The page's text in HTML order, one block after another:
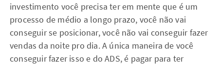
investimento você precisa ter em mente que é um
processo de médio a longo prazo, você não vai
conseguir se posicionar, você não vai conseguir fazer
vendas da noite pro dia. A única maneira de você
conseguir fazer isso e do ADS, é pagar para ter